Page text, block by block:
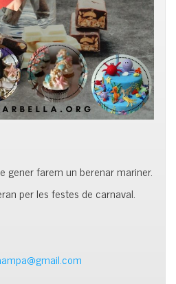
gener farem un berenar mariner.
per les festes de carnaval.